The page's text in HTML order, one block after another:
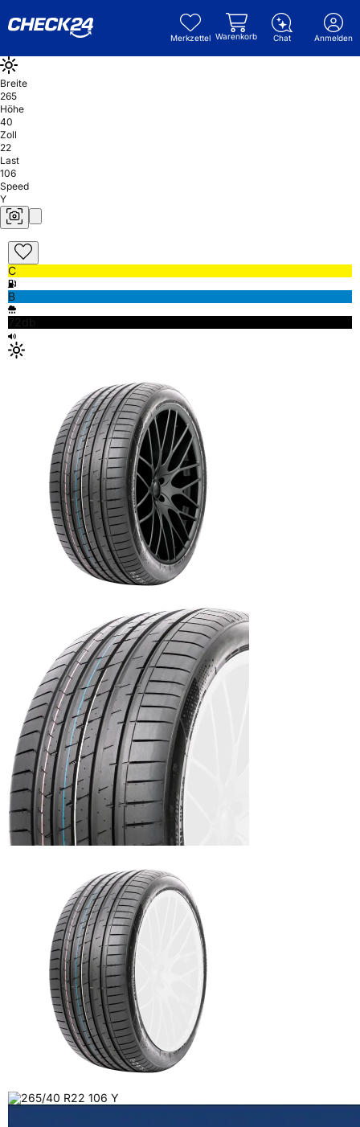
Merkzettel Warenkorb Chat Anmelden
Breite
265
Höhe
40
Zoll
22
Last
106
Speed
Y
C
B
72db